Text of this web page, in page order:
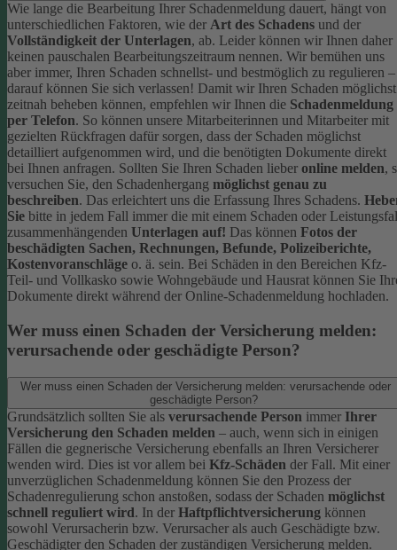
Wie lange die Bearbeitung Ihrer Schadenmeldung dauert, hängt von
unterschiedlichen Faktoren, wie der Art des Schadens und der
Vollständigkeit der Unterlagen, ab. Leider können wir Ihnen daher
keinen pauschalen Bearbeitungszeitraum nennen. Wir bemühen uns
aber immer, Ihren Schaden schnellst- und bestmöglich zu regulieren –
darauf können Sie sich verlassen! Damit wir Ihren Schaden möglichst
zeitnah beheben können, empfehlen wir Ihnen die Schadenmeldung
per Telefon. So können unsere Mitarbeiterinnen und Mitarbeiter mit
gezielten Rückfragen dafür sorgen, dass der Schaden möglichst
detailliert aufgenommen wird, und die benötigten Dokumente direkt
bei Ihnen anfragen. Sollten Sie Ihren Schaden lieber online melden,
versuchen Sie, den Schadenhergang möglichst genau zu
beschreiben. Das erleichtert uns die Erfassung Ihres Schadens.
Sie bitte in jedem Fall immer die mit einem Schaden oder
zusammenhängenden Unterlagen auf! Das können Fotos der
beschädigten Sachen, Rechnungen, Befunde, Polizeiberichte,
Kostenvoranschläge o. ä. sein. Bei Schäden in den Bereichen Kfz-
Teil- und Vollkasko sowie Wohngebäude und Hausrat können Sie
Dokumente direkt während der Online-Schadenmeldung hochladen.
Wer muss einen Schaden der Versicherung melden:
verursachende oder geschädigte Person?
Wer muss einen Schaden der Versicherung melden: verursachende oder
geschädigte Person?
Grundsätzlich sollten Sie als verursachende Person immer Ihrer
Versicherung den Schaden melden – auch, wenn sich in einigen
Fällen die gegnerische Versicherung ebenfalls an Ihren Versicherer
wenden wird. Dies ist vor allem bei Kfz-Schäden der Fall. Mit einer
unverzüglichen Schadenmeldung können Sie den Prozess der
Schadenregulierung schon anstoßen, sodass der Schaden möglichst
schnell reguliert wird. In der Haftpflichtversicherung können
sowohl Verursacherin bzw. Verursacher als auch Geschädigte bzw.
Geschädigter den Schaden der zuständigen Versicherung melden.